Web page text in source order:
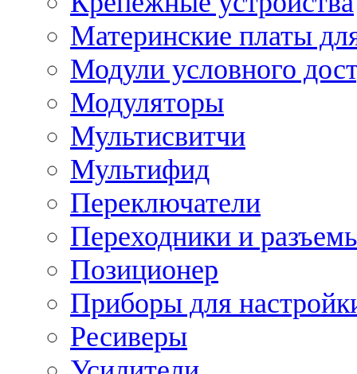
Материнские платы
Модули условного
Модуляторы
Мультисвитчи
Мультифид
Переключатели
Переходники и
Позиционер
Приборы для
Ресиверы